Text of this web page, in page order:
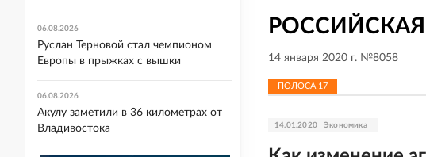
14 января 2020 г. №8058
ПОЛОСА 17
14.01.2020 Экономика
06.08.2026
Руслан Терновой стал чемпионом
Европы в прыжках с вышки
06.08.2026
Акулу заметили в 36 километрах от
Владивостока